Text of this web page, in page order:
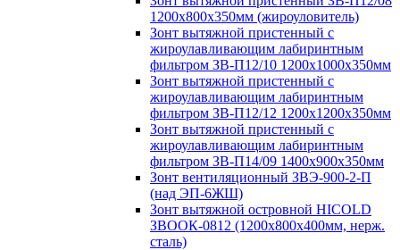
1200х800х350мм (жироуловитель)
Зонт вытяжной пристенный с
жироулавливающим лабиринтным
фильтром ЗВ-П12/10 1200х1000х350мм
Зонт вытяжной пристенный с
жироулавливающим лабиринтным
фильтром ЗВ-П12/12 1200х1200х350мм
Зонт вытяжной пристенный с
жироулавливающим лабиринтным
фильтром ЗВ-П14/09 1400х900х350мм
Зонт вентиляционный ЗВЭ-900-2-П
(над ЭП-6ЖШ)
Зонт вытяжной островной HICOLD
ЗВООК-0812 (1200х800x400мм, нерж.
сталь)